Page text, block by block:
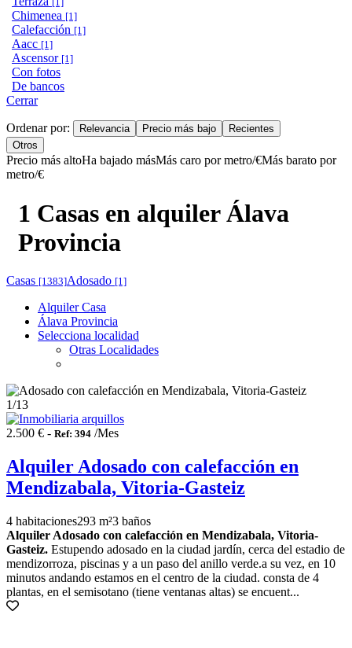
Chimenea [1]
Calefacción [1]
Aacc [1]
Ascensor [1]
Con fotos
De bancos
Cerrar
Ordenar por: Relevancia Precio más bajo
Recientes
Otros
Precio más altoHa bajado másMás caro por metro/€Más barato por
metro/€
1 Casas en alquiler Álava
Provincia
Casas [1383]Adosado [1]
Alquiler Casa
Álava Provincia
Selecciona localidad
Otras Localidades
1/13
2.500 € - Ref: 394 /Mes
Alquiler Adosado con calefacción en
Mendizabala, Vitoria-Gasteiz
4 habitaciones293 m²3 baños
Alquiler Adosado con calefacción en Mendizabala, Vitoria-
Gasteiz. Estupendo adosado en la ciudad jardín, cerca del estadio de
mendizorroza, piscinas y a un paso del anillo verde.a su vez, en 10
minutos andando estamos en el centro de la ciudad. consta de 4
plantas, en el semisotano (tiene ventanas altas) se encuent...